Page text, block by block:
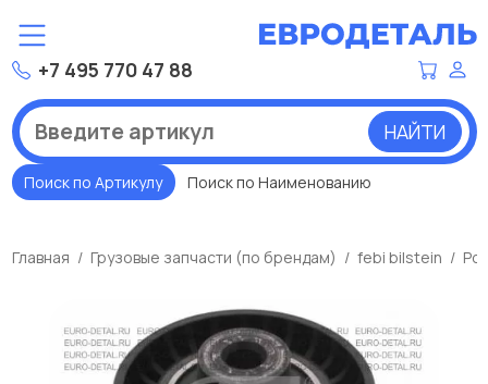
+7 495 770 47 88
НАЙТИ
Поиск по Артикулу Поиск по Наименованию
Главная Грузовые запчасти (по брендам) febi bilstein